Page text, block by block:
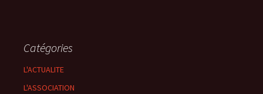
Catégories
L'ACTUALITE
L'ASSOCIATION